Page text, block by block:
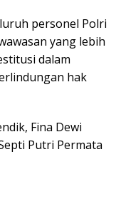
personel Polri
yang lebih
dalam
hak
Fina Dewi
Putri Permata